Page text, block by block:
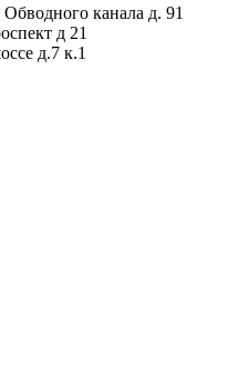
канала д. 91
д 21
д.7 к.1